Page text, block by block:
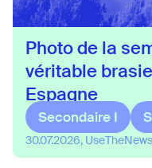
Photo de la
véritable
Espagne
Secondaire I
30.07.2026, UseTheNews